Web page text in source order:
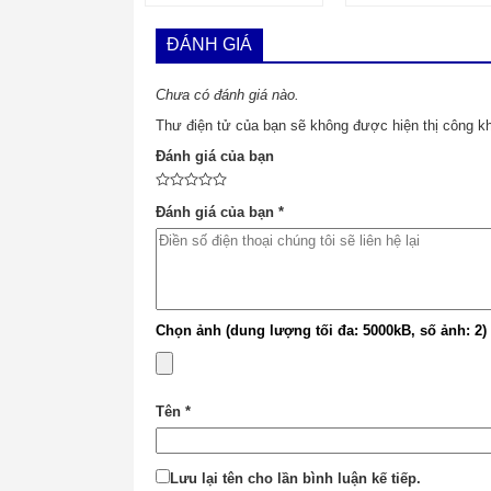
ĐÁNH GIÁ
Chưa có đánh giá nào.
Thư điện tử của bạn sẽ không được hiện thị công
Đánh giá của bạn
Đánh giá của bạn *
Chọn ảnh (dung lượng tối đa: 5000kB, số ảnh: 2)
Tên *
Lưu lại tên cho lần bình luận kế tiếp.